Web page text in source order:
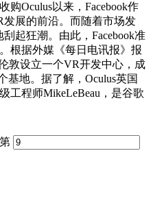
购Oculus以来，Facebook作
展的前沿。而随着市场发
起狂潮。由此，Facebook准
根据外媒《每日电讯报》报
敦设立一个VR开发中心，成
基地。据了解，Oculus英国
工程师MikeLeBeau，是谷歌